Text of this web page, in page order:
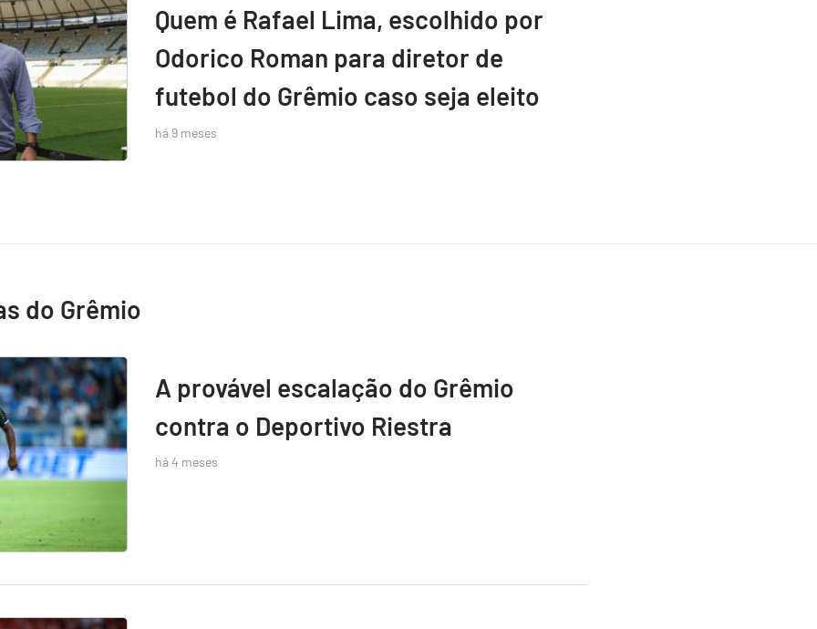
Quem é Rafael Lima, escolhido por
Odorico Roman para diretor de
futebol do Grêmio caso seja eleito
há 9 meses
do Grêmio
A provável escalação do Grêmio
contra o Deportivo Riestra
há 4 meses